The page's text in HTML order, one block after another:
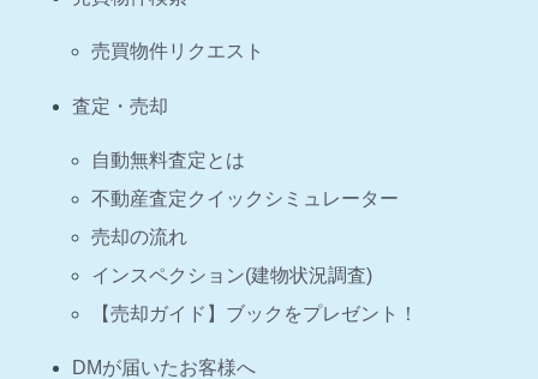
売買物件リクエスト
査定・売却
自動無料査定とは
不動産査定クイックシミュレーター
売却の流れ
インスペクション(建物状況調査)
【売却ガイド】ブックをプレゼント！
DMが届いたお客様へ